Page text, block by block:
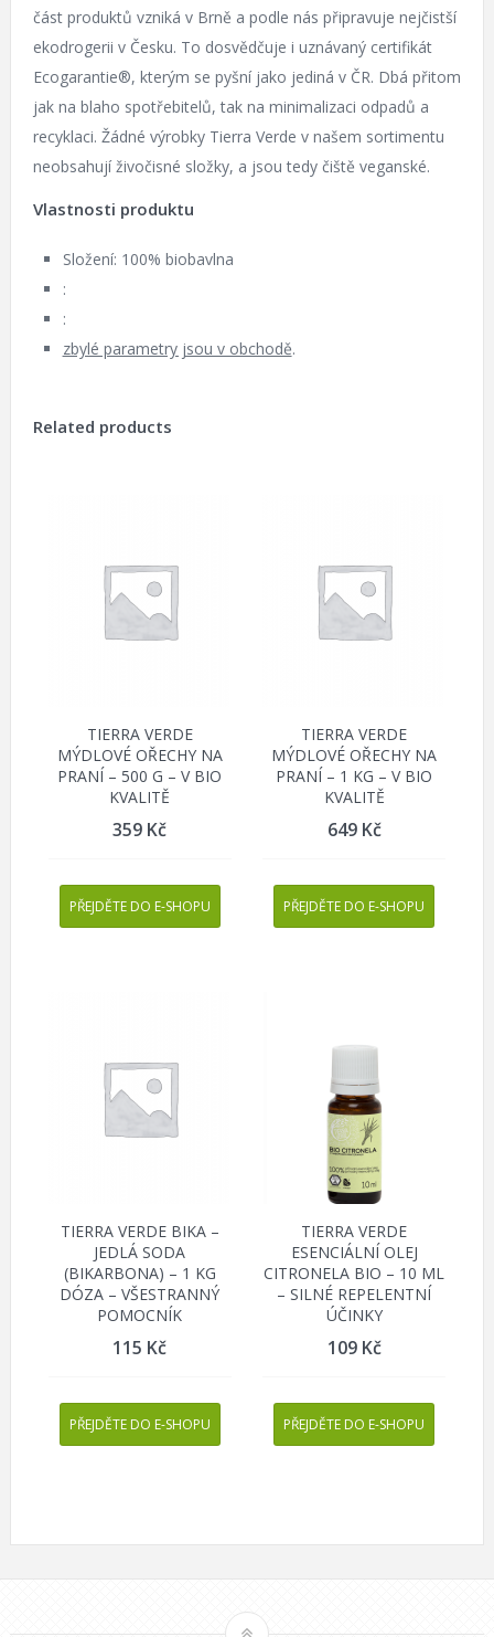
část produktů vzniká v Brně a podle nás připravuje nejčistší
ekodrogerii v Česku. To dosvědčuje i uznávaný certifikát
Ecogarantie®, kterým se pyšní jako jediná v ČR. Dbá přitom
jak na blaho spotřebitelů, tak na minimalizaci odpadů a
recyklaci. Žádné výrobky Tierra Verde v našem sortimentu
neobsahují živočisné složky, a jsou tedy čiště veganské.
Vlastnosti produktu
Složení: 100% biobavlna
:
:
zbylé parametry jsou v obchodě.
Related products
TIERRA VERDE
MÝDLOVÉ OŘECHY NA
PRANÍ – 500 G – V BIO
KVALITĚ
359 Kč
PŘEJDĚTE DO E-SHOPU
TIERRA VERDE
MÝDLOVÉ OŘECHY NA
PRANÍ – 1 KG – V BIO
KVALITĚ
649 Kč
PŘEJDĚTE DO E-SHOPU
TIERRA VERDE BIKA –
JEDLÁ SODA
(BIKARBONA) – 1 KG
DÓZA – VŠESTRANNÝ
POMOCNÍK
115 Kč
PŘEJDĚTE DO E-SHOPU
TIERRA VERDE
ESENCIÁLNÍ OLEJ
CITRONELA BIO – 10 ML
– SILNÉ REPELENTNÍ
ÚČINKY
109 Kč
PŘEJDĚTE DO E-SHOPU